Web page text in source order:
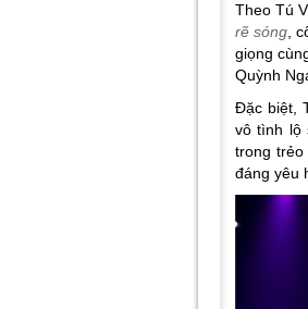
Theo Tú
rẽ sóng,
giọng
Quỳnh
Đặc biệt,
vô tình lộ
trong
đáng yêu